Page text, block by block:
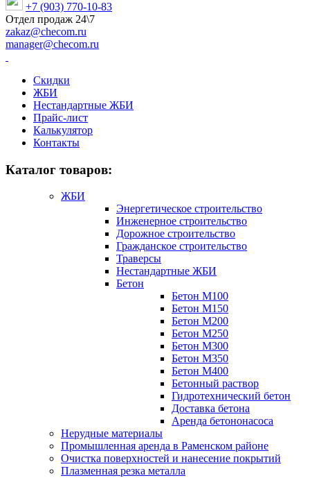
+7 (903) 770-10-83
Отдел продаж 24\7
zakaz@checom.ru
manager@checom.ru
Скидки
ЖБИ
Нестандартные ЖБИ
Прайс-лист
Калькулятор
Контакты
Каталог товаров:
ЖБИ
Энергетическое строительство
Инженерное строительство
Дорожное строительство
Гражданское строительство
Траверсы
Нестандартные ЖБИ
Бетон
Бетон М100
Бетон М150
Бетон М200
Бетон М250
Бетон М300
Бетон М350
Бетон М400
Бетонный раствор
Гидротехнический бетон
Доставка бетона
Аренда бетононасоса
Нерудные материалы
Промышленная аренда в Раменском районе
Очистка поверхностей и нанесение покрытий
Плазменная резка металла